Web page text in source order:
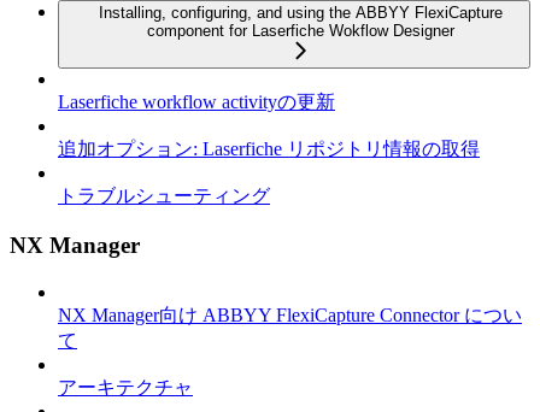
Installing, configuring, and using the ABBYY FlexiCapture
component for Laserfiche Wokflow Designer
Laserfiche workflow activityの更新
追加オプション: Laserfiche リポジトリ情報の取得
トラブルシューティング
NX Manager
NX Manager向け ABBYY FlexiCapture Connector につい
て
アーキテクチャ